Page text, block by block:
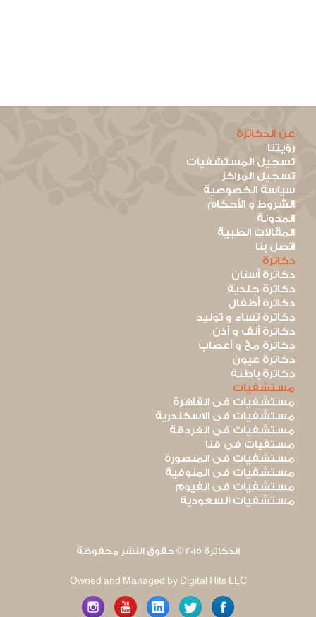
عن الدكاترة
رؤيتنا
تسجيل المستشفيات
تسجيل المراكز
سياسة الخصوصية
الشروط و الأحكام
المدونة
المقالات الطبية
اتصل بنا
دكاترة
دكاترة أسنان
دكاترة جلدية
دكاترة أطفال
دكاترة نساء و توليد
دكاترة أنف و أذن
دكاترة مخ و أعصاب
دكاترة عيون
دكاترة باطنة
مستشفيات
مستشفيات فى القاهرة
مستشفيات فى الاسكندرية
مستشفيات فى الغردقة
مستفيات فى قنا
مستشفيات فى المنصورة
مستشفيات فى المنوفية
مستشفيات فى الفيوم
مستشفيات السعودية
الدكاترة 2015 © حقوق النشر محفوظة
Owned and Managed by Digital Hits LLC